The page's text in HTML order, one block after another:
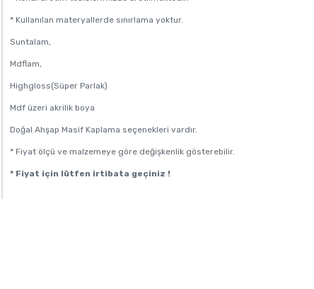
* Kullanılan materyallerde sınırlama yoktur.
Suntalam,
Mdflam,
Highgloss(Süper Parlak)
Mdf üzeri akrilik boya
Doğal Ahşap Masif Kaplama seçenekleri vardır.
* Fiyat ölçü ve malzemeye göre değişkenlik gösterebilir.
* Fiyat için lütfen irtibata geçiniz !